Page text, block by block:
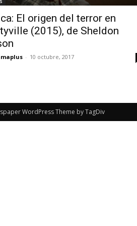
El origen del terror en
(2015), de Sheldon
- 10 octubre, 2017
WordPress Theme by TagDiv